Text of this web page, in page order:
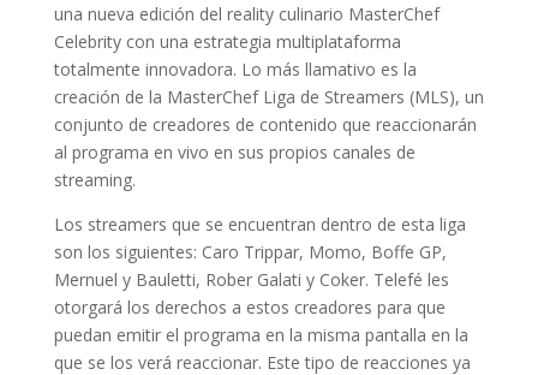
una nueva edición del reality culinario MasterChef
Celebrity con una estrategia multiplataforma
totalmente innovadora. Lo más llamativo es la
creación de la MasterChef Liga de Streamers (MLS), un
conjunto de creadores de contenido que reaccionarán
al programa en vivo en sus propios canales de
streaming.
Los streamers que se encuentran dentro de esta liga
son los siguientes: Caro Trippar, Momo, Boffe GP,
Mernuel y Bauletti, Rober Galati y Coker. Telefé les
otorgará los derechos a estos creadores para que
puedan emitir el programa en la misma pantalla en la
que se los verá reaccionar. Este tipo de reacciones ya